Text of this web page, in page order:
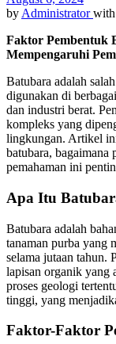
by Administratorwith
Faktor Pembentuk
Mempengaruhi
Batubara adalah
digunakan di
dan industri berat.
kompleks yang
lingkungan. Artikel
batubara, bagaimana
pemahaman ini
Apa Itu
Batubara adalah
tanaman purba yang
selama jutaan tahun.
lapisan organik yang
proses geologi
tinggi, yang
Faktor-Faktor